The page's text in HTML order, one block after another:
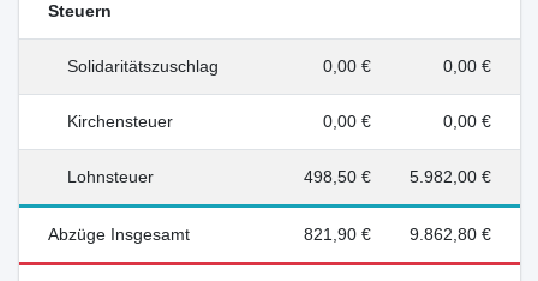
Steuern
Solidaritätszuschlag 0,00 € 0,00 €
Kirchensteuer 0,00 € 0,00 €
Lohnsteuer 498,50 € 5.982,00 €
Abzüge Insgesamt 821,90 € 9.862,80 €